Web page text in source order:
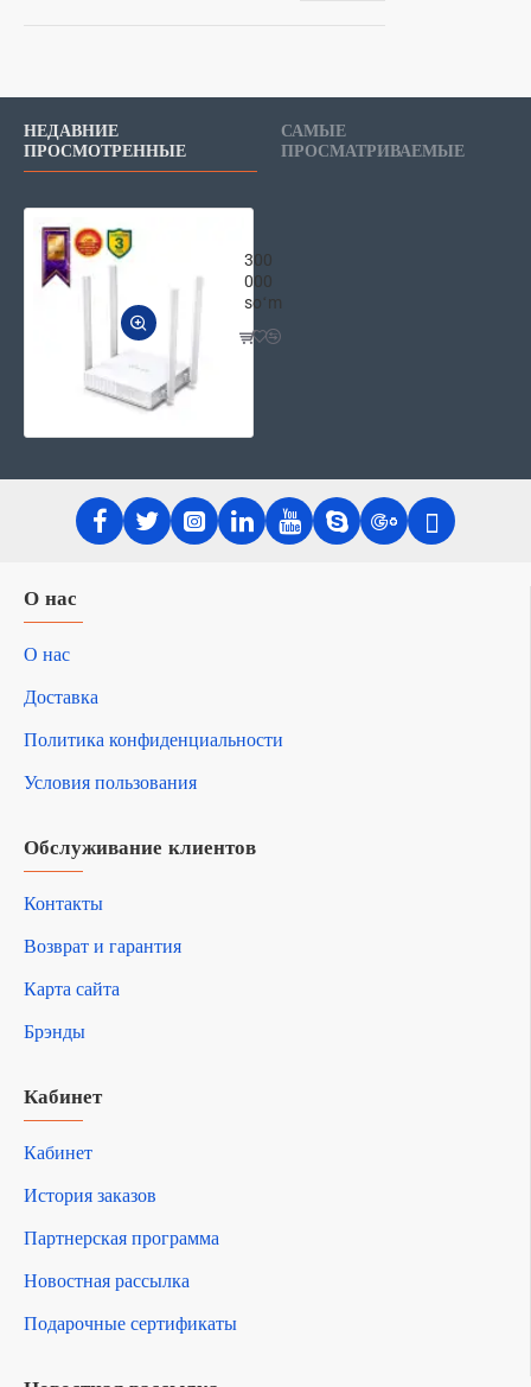
НЕДАВНИЕ
ПРОСМОТРЕННЫЕ
САМЫЕ
ПРОСМАТРИВАЕМЫЕ
300
000
soʻm
О нас
О нас
Доставка
Политика конфиденциальности
Условия пользования
Обслуживание клиентов
Контакты
Возврат и гарантия
Карта сайта
Брэнды
Кабинет
Кабинет
История заказов
Партнерская программа
Новостная рассылка
Подарочные сертификаты